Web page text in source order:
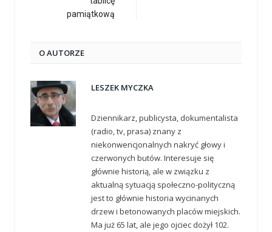
pamiątkową
O AUTORZE
LESZEK MYCZKA
Dziennikarz, publicysta, dokumentalista
(radio, tv, prasa) znany z
niekonwencjonalnych nakryć głowy i
czerwonych butów. Interesuje się
głównie historią, ale w związku z
aktualną sytuacją społeczno-polityczną
jest to głównie historia wycinanych
drzew i betonowanych placów miejskich.
Ma już 65 lat, ale jego ojciec dożył 102.